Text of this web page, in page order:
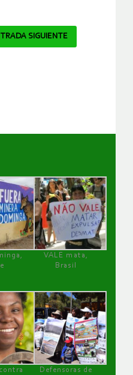
SIGUIENTE
VALE mata,
Brasil
Defensoras de